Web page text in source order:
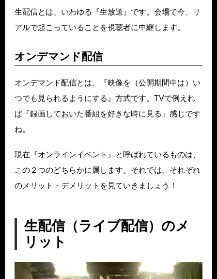
生配信とは、いわゆる『生放送』です。会場で今、リ
アルで起こっていることを視聴者に中継します。
オンデマンド配信
オンデマンド配信とは、『映像を（公開期間中は）い
つでも見られるようにする』方式です。TVで例えれ
ば『録画しておいた番組を好きな時に見る』感じです
ね。
現在『オンラインイベント』と呼ばれているものは、
この２つのどちらかに属します。それでは、それぞれ
のメリット・デメリットを見ていきましょう！
生配信（ライブ配信）のメ
リット